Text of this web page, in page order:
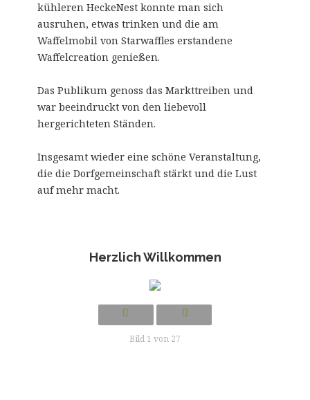
kühleren HeckeNest konnte man sich
ausruhen, etwas trinken und die am
Waffelmobil von Starwaffles erstandene
Waffelcreation genießen.
Das Publikum genoss das Markttreiben und
war beeindruckt von den liebevoll
hergerichteten Ständen.
Insgesamt wieder eine schöne Veranstaltung,
die die Dorfgemeinschaft stärkt und die Lust
auf mehr macht.
Herzlich Willkommen
Bild 1 von 27